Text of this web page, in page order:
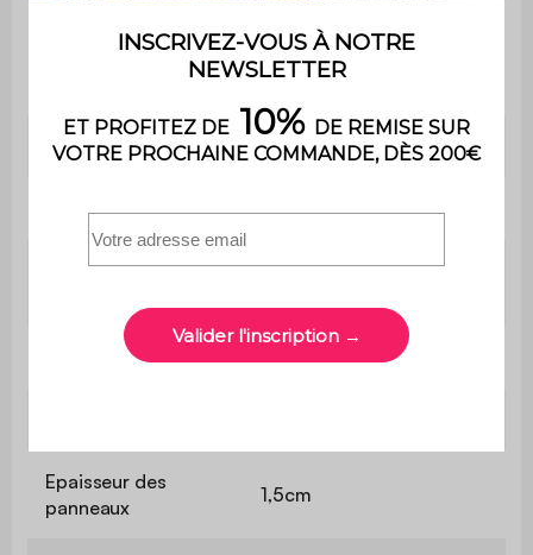
Montage
Le montage est très
simple, une notice est
fournie
Avec tiroir Non
Portes coulissantes Oui
Nombre de
Nombre de pieds 4
Epaisseur des
panneaux
1,5cm